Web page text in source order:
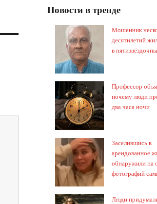
Новости в тренде
Мошенник
десятилетий
в
Профессор
почему люди
два часа ночи
Заселившись в
арендованное
обнаружили на
фотографий
Люди